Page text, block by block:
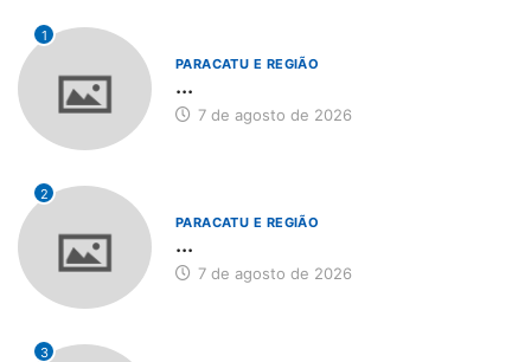
1
PARACATU E REGIÃO
...
7 de agosto de 2026
2
PARACATU E REGIÃO
...
7 de agosto de 2026
3